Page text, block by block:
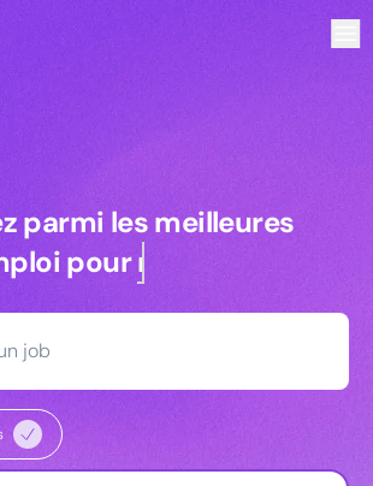
parmi les meilleures
parmi les meilleures
pourcommerciaux
job